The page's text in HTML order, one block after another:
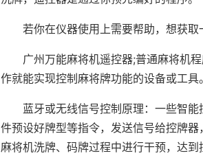
若你在仪器使用上需要帮助，想获
广州万能麻将机遥控器;普通麻将机
作就能实现控制麻将牌功能的设备或工具。
蓝牙或无线信号控制原理：一些智
件预设好牌型等指令，发送信号给控牌
麻将机洗牌、码牌过程中进行干预，达到